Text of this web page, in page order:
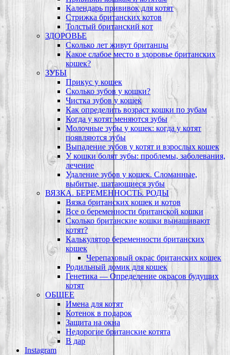
Календарь прививок для котят
Стрижка британских котов
Толстый британский кот
ЗДОРОВЬЕ
Сколько лет живут британцы
Какое слабое место в здоровье британских
кошек?
ЗУБЫ
Прикус у кошек
Сколько зубов у кошки?
Чистка зубов у кошек
Как определить возраст кошки по зубам
Когда у котят меняются зубы
Молочные зубы у кошек: когда у котят
появляются зубы
Выпадение зубов у котят и взрослых кошек
У кошки болят зубы: проблемы, заболевания,
лечение
Удаление зубов у кошек. Сломанные,
выбитые, шатающиеся зубы
ВЯЗКА. БЕРЕМЕННОСТЬ. РОДЫ
Вязка британских кошек и котов
Все о беременности британской кошки
Сколько британские кошки вынашивают
котят?
Калькулятор беременности британских
кошек
Черепаховый окрас британских кошек
Родильный домик для кошек
Генетика — Определение окрасов будущих
котят
ОБЩЕЕ
Имена для котят
Котенок в подарок
Защита на окна
Недорогие британские котята
В дар
Instagram